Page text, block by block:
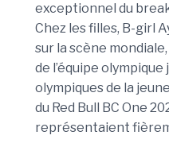
exceptionnel du
Chez les filles, B-girl
sur la scène
de l’équipe
olympiques de la
du Red Bull BC One
représentaient